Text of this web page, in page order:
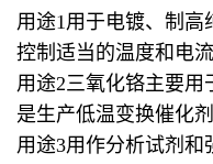
用途1用于电镀、制
控制适当的温度和电
用途2三氧化铬主要
是生产低温变换催化
用途3用作分析试剂